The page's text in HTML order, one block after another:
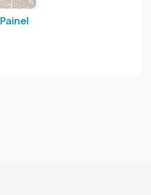
Painel